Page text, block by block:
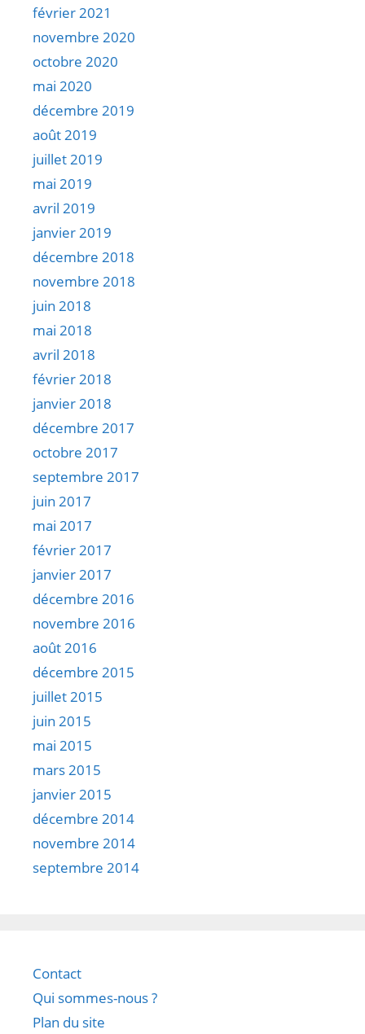
février 2021
novembre 2020
octobre 2020
mai 2020
décembre 2019
août 2019
juillet 2019
mai 2019
avril 2019
janvier 2019
décembre 2018
novembre 2018
juin 2018
mai 2018
avril 2018
février 2018
janvier 2018
décembre 2017
octobre 2017
septembre 2017
juin 2017
mai 2017
février 2017
janvier 2017
décembre 2016
novembre 2016
août 2016
décembre 2015
juillet 2015
juin 2015
mai 2015
mars 2015
janvier 2015
décembre 2014
novembre 2014
septembre 2014
Contact
Qui sommes-nous ?
Plan du site